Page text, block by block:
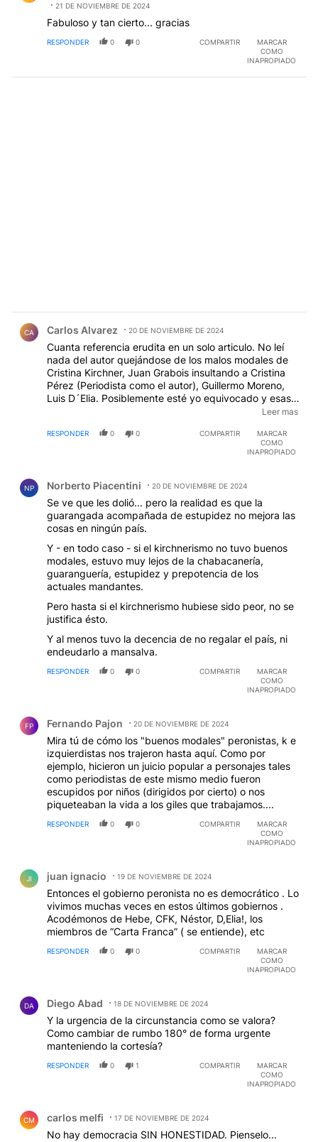
21 DE NOVIEMBRE DE 2024
Fabuloso y tan cierto... gracias
RESPONDER 0 0 COMPARTIR
MARCAR
COMO
INAPROPIADO
CA Carlos Alvarez 20 DE NOVIEMBRE DE 2024
Cuanta referencia erudita en un solo articulo. No leí
nada del autor quejándose de los malos modales de
Cristina Kirchner, Juan Grabois insultando a Cristina
Pérez (Periodista como el autor), Guillermo Moreno,
Luis D´Elia. Posiblemente esté yo equivocado y esas
notas fueron escritas. Tampoco hay democracia con
parte de los sindicalistas, hipocresía por parte de los
Leer mas
RESPONDER 0 0 COMPARTIR
MARCAR
COMO
INAPROPIADO
NP Norberto Piacentini 20 DE NOVIEMBRE DE 2024
Se ve que les dolió... pero la realidad es que la
guarangada acompañada de estupidez no mejora las
cosas en ningún país.
Y - en todo caso - si el kirchnerismo no tuvo buenos
modales, estuvo muy lejos de la chabacanería,
guaranguería, estupidez y prepotencia de los
actuales mandantes.
Pero hasta si el kirchnerismo hubiese sido peor, no se
justifica ésto.
Y al menos tuvo la decencia de no regalar el país, ni
endeudarlo a mansalva.
RESPONDER 0 0 COMPARTIR
MARCAR
COMO
INAPROPIADO
FP Fernando Pajon 20 DE NOVIEMBRE DE 2024
Mira tú de cómo los "buenos modales" peronistas, k e
izquierdistas nos trajeron hasta aquí. Como por
ejemplo, hicieron un juicio popular a personajes tales
como periodistas de este mismo medio fueron
escupidos por niños (dirigidos por cierto) o nos
piqueteaban la vida a los giles que trabajamos....
RESPONDER 0 0 COMPARTIR
MARCAR
COMO
INAPROPIADO
JI juan ignacio 19 DE NOVIEMBRE DE 2024
Entonces el gobierno peronista no es democrático . Lo
vivimos muchas veces en estos últimos gobiernos .
Acodémonos de Hebe, CFK, Néstor, D,Elia!, los
miembros de “Carta Franca” ( se entiende), etc
RESPONDER 0 0 COMPARTIR
MARCAR
COMO
INAPROPIADO
DA Diego Abad 18 DE NOVIEMBRE DE 2024
Y la urgencia de la circunstancia como se valora?
Como cambiar de rumbo 180° de forma urgente
manteniendo la cortesía?
RESPONDER 0 1 COMPARTIR
MARCAR
COMO
INAPROPIADO
CM carlos melfi 17 DE NOVIEMBRE DE 2024
No hay democracia SIN HONESTIDAD. Pienselo...